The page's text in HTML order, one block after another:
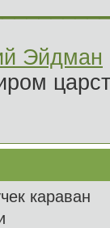
Эйдман
караван